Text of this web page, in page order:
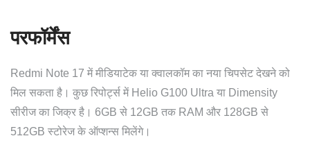
परफॉर्मेंस
Redmi Note 17 में मीडियाटेक या क्वालकॉम का नया चिपसेट देखने को
मिल सकता है। कुछ रिपोर्ट्स में Helio G100 Ultra या Dimensity
सीरीज का जिक्र है। 6GB से 12GB तक RAM और 128GB से
512GB स्टोरेज के ऑप्शन्स मिलेंगे।